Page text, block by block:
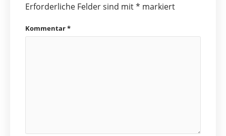
Erforderliche Felder sind mit* markiert
Kommentar*